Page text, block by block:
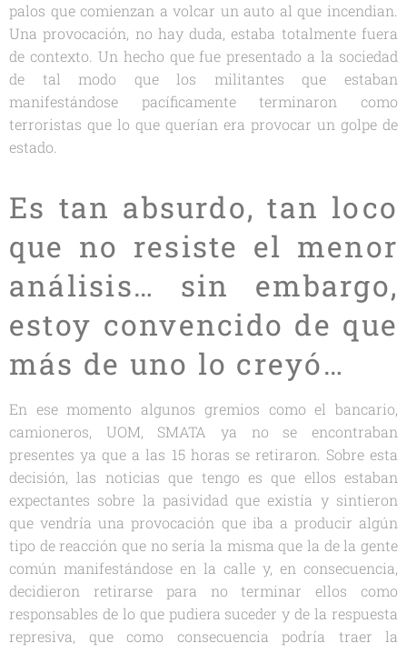
palos que comienzan a volcar un auto al que incendian.
Una provocación, no hay duda, estaba totalmente fuera
de contexto. Un hecho que fue presentado a la sociedad
de tal modo que los militantes que estaban
manifestándose pacíficamente terminaron como
terroristas que lo que querían era provocar un golpe de
estado.
Es tan absurdo, tan loco
que no resiste el menor
análisis… sin embargo,
estoy convencido de que
más de uno lo creyó…
En ese momento algunos gremios como el bancario,
camioneros, UOM, SMATA ya no se encontraban
presentes ya que a las 15 horas se retiraron. Sobre esta
decisión, las noticias que tengo es que ellos estaban
expectantes sobre la pasividad que existía y sintieron
que vendría una provocación que iba a producir algún
tipo de reacción que no sería la misma que la de la gente
común manifestándose en la calle y, en consecuencia,
decidieron retirarse para no terminar ellos como
responsables de lo que pudiera suceder y de la respuesta
represiva, que como consecuencia podría traer la